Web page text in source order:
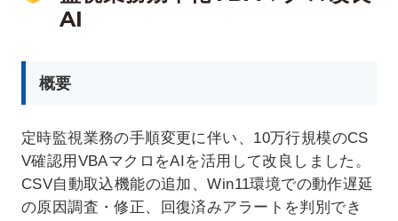
AI
概要
定時監視業務の手順変更に伴い、10万行規模のCS
V確認用VBAマクロをAIを活用して改良しました。
CSV自動取込機能の追加、Win11環境での動作遅延
の原因調査・修正、回復済みアラートを判別でき